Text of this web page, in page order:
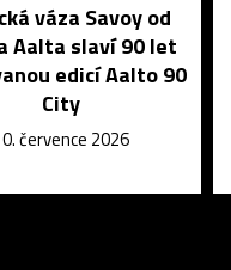
váza Savoy od
Aalta slaví 90 let
edicí Aalto 90
City
července 2026